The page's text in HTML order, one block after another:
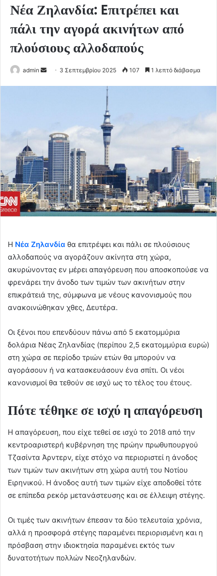
Νέα Ζηλανδία: Eπιτρέπει και
πάλι την αγορά ακινήτων από
πλούσιους αλλοδαπούς
admin
Send 3 Σεπτεμβρίου 2025 107 1 λεπτό διάβασμα
Η Νέα Ζηλανδία θα επιτρέψει και πάλι σε πλούσιους
αλλοδαπούς να αγοράζουν ακίνητα στη χώρα,
ακυρώνοντας εν μέρει απαγόρευση που αποσκοπούσε να
φρενάρει την άνοδο των τιμών των ακινήτων στην
επικράτειά της, σύμφωνα με νέους κανονισμούς που
ανακοινώθηκαν χθες, Δευτέρα.
Οι ξένοι που επενδύουν πάνω από 5 εκατομμύρια
δολάρια Νέας Ζηλανδίας (περίπου 2,5 εκατομμύρια ευρώ)
στη χώρα σε περίοδο τριών ετών θα μπορούν να
αγοράσουν ή να κατασκευάσουν ένα σπίτι. Οι νέοι
κανονισμοί θα τεθούν σε ισχύ ως το τέλος του έτους.
Πότε τέθηκε σε ισχύ η απαγόρευση
Η απαγόρευση, που είχε τεθεί σε ισχύ το 2018 από την
κεντροαριστερή κυβέρνηση της πρώην πρωθυπουργού
Τζασίντα Άρντερν, είχε στόχο να περιοριστεί η άνοδος
των τιμών των ακινήτων στη χώρα αυτή του Νοτίου
Ειρηνικού. Η άνοδος αυτή των τιμών είχε αποδοθεί τότε
σε επίπεδα ρεκόρ μετανάστευσης και σε έλλειψη στέγης.
Οι τιμές των ακινήτων έπεσαν τα δύο τελευταία χρόνια,
αλλά η προσφορά στέγης παραμένει περιορισμένη και η
πρόσβαση στην ιδιοκτησία παραμένει εκτός των
δυνατοτήτων πολλών Νεοζηλανδών.